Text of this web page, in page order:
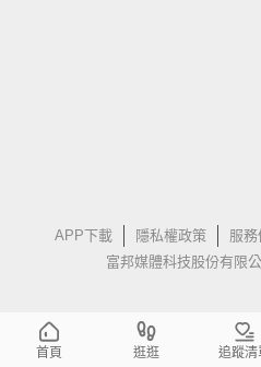
APP下載 隱私權政策 服務
富邦媒體科技股份有限
首頁 逛逛 追蹤清